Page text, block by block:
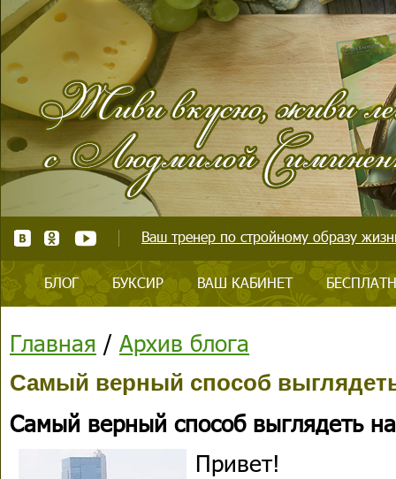
Ваш тренер по стройному образу
БЛОГ БУКСИР ВАШ КАБИНЕТ
Главная / Архив блога
Самый верный способ
Самый верный способ выглядеть
Привет!